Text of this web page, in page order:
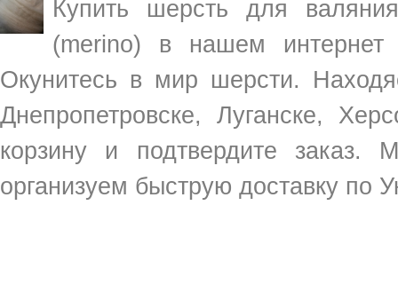
Купить шерсть для
(merino) в нашем
Окунитесь в мир шерсти.
Днепропетровске, Луганске,
корзину и подтвердите
организуем быструю доставку по